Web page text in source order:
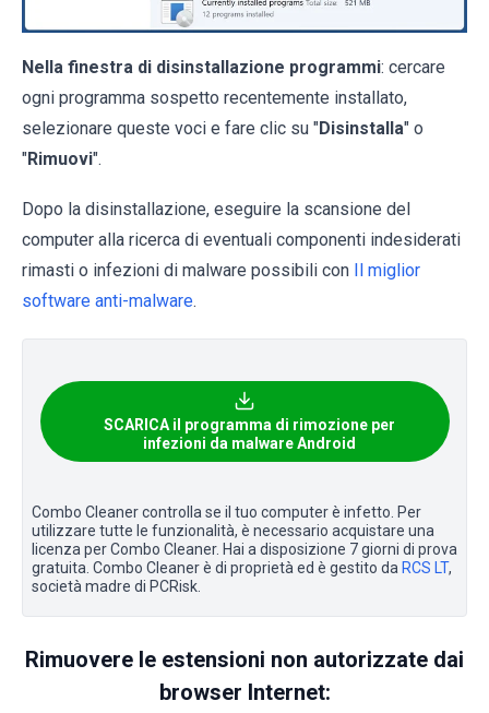
Nella finestra di disinstallazione programmi: cercare
ogni programma sospetto recentemente installato,
selezionare queste voci e fare clic su "Disinstalla" o
"Rimuovi".
Dopo la disinstallazione, eseguire la scansione del
computer alla ricerca di eventuali componenti indesiderati
rimasti o infezioni di malware possibili con Il miglior
software anti-malware.
SCARICA il programma di rimozione per
infezioni da malware Android
Combo Cleaner controlla se il tuo computer è infetto. Per
utilizzare tutte le funzionalità, è necessario acquistare una
licenza per Combo Cleaner. Hai a disposizione 7 giorni di prova
gratuita. Combo Cleaner è di proprietà ed è gestito da RCS LT,
società madre di PCRisk.
Rimuovere le estensioni non autorizzate dai
browser Internet: